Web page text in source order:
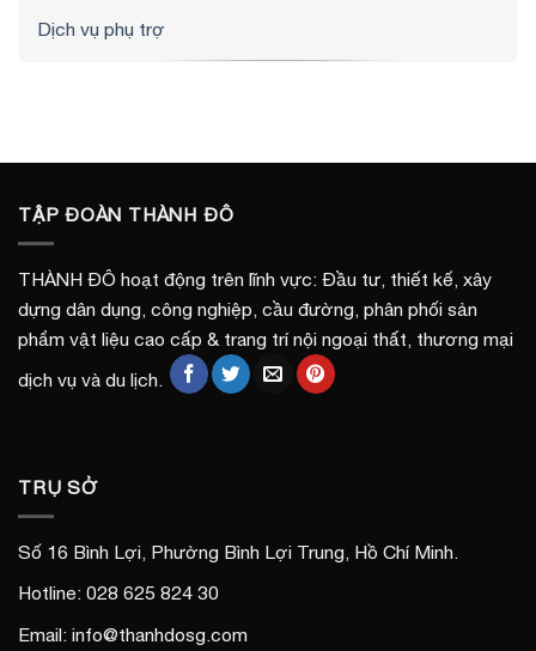
Dịch vụ phụ trợ
TẬP ĐOÀN THÀNH ĐÔ
THÀNH ĐÔ hoạt động trên lĩnh vực: Đầu tư, thiết kế, xây
dựng dân dụng, công nghiệp, cầu đường, phân phối sản
phẩm vật liệu cao cấp & trang trí nội ngoại thất, thương mại
dịch vụ và du lịch.
TRỤ SỞ
Số 16 Bình Lợi, Phường Bình Lợi Trung, Hồ Chí Minh.
Hotline: 028 625 824 30
Email: info@thanhdosg.com